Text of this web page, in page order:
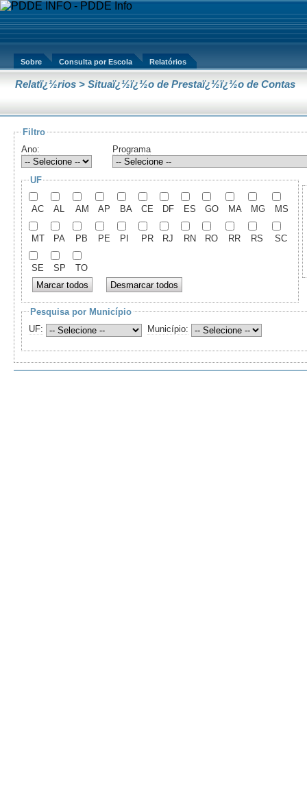
Sobre Consulta por Escola Relatórios
Relatï¿½rios > Situaï¿½ï¿½o de Prestaï¿½ï¿½o de Contas
Filtro
Ano:
Programa
UF
AC AL AM AP BA CE DF ES GO MA MG MS
MT PA PB PE PI PR RJ RN RO RR RS SC
SE SP
TO
Marcar todos
Desmarcar todos
Pesquisa por Município
UF:
Município: